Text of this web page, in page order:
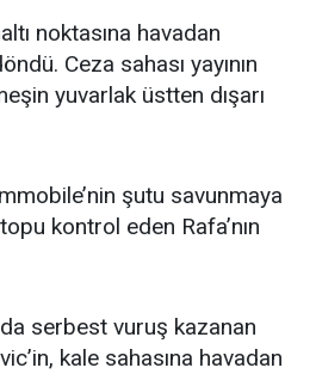
noktasına havadan
Ceza sahası yayının
yuvarlak üstten dışarı
şutu savunmaya
kontrol eden Rafa’nın
serbest vuruş kazanan
kale sahasına havadan